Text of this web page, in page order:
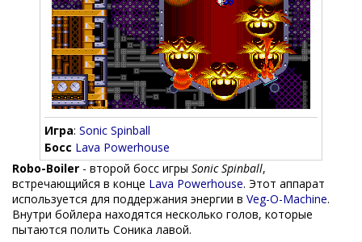
Игра: Sonic Spinball
Босс Lava Powerhouse
Robo-Boiler - второй босс игры Sonic Spinball,
встречающийся в конце Lava Powerhouse. Этот аппарат
используется для поддержания энергии в Veg-O-Machine.
Внутри бойлера находятся несколько голов, которые
пытаются полить Соника лавой.